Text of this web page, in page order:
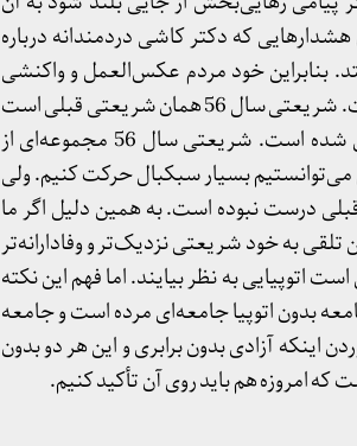
که دکتر کاشی دردمندانه درباره
بنابراین خود مردم عکس‌العمل و واکنشی
می‌شوند در برابر تحولات. در مورد شریعتی هم وضع به همین شکل است. شریعتی سال 56 همان شریعتی قبلی است
ولی تلقی‌هایی که ما از شریعتی داشتیم در دوره‌های مختلف متحول شده است. شریعتی سال 56 مجموعه‌ای از
می‌توانستیم بسیار سبکبال حرکت کنیم. ولی
درست نبوده است. به همین دلیل اگر ما
به خود شریعتی نزدیک‌تر و وفادارانه‌تر
اتوپیایی به نظر بیایند. اما فهم این نکته
بدون اتوپیا جامعه‌ای مرده است و جامعه
اینکه آزادی بدون برابری و این هر دو بدون
امروزه هم باید روی آن تأکید کنیم.